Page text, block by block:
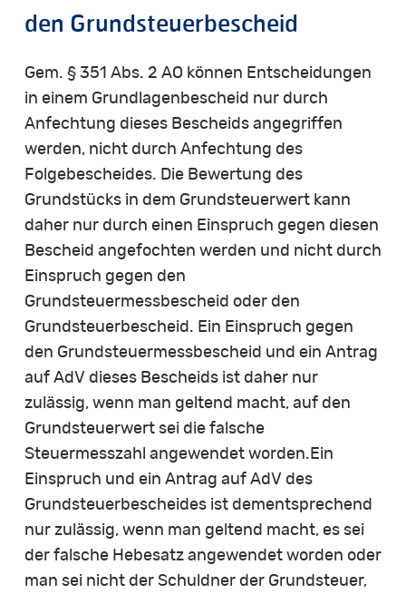
den Grundsteuerbescheid
Gem. § 351 Abs. 2 AO können Entscheidungen
in einem Grundlagenbescheid nur durch
Anfechtung dieses Bescheids angegriffen
werden, nicht durch Anfechtung des
Folgebescheides. Die Bewertung des
Grundstücks in dem Grundsteuerwert kann
daher nur durch einen Einspruch gegen diesen
Bescheid angefochten werden und nicht durch
Einspruch gegen den
Grundsteuermessbescheid oder den
Grundsteuerbescheid. Ein Einspruch gegen
den Grundsteuermessbescheid und ein Antrag
auf AdV dieses Bescheids ist daher nur
zulässig, wenn man geltend macht, auf den
Grundsteuerwert sei die falsche
Steuermesszahl angewendet worden.Ein
Einspruch und ein Antrag auf AdV des
Grundsteuerbescheides ist dementsprechend
nur zulässig, wenn man geltend macht, es sei
der falsche Hebesatz angewendet worden oder
man sei nicht der Schuldner der Grundsteuer,